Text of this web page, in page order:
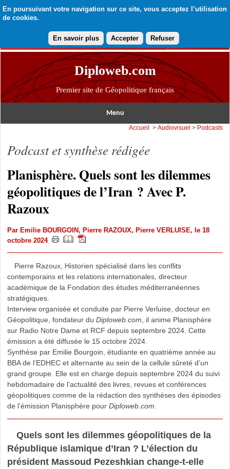
En poursuivant votre navigation sur ce site, vous acceptez l’utilisation
de cookies.
En savoir plus Accepter Refuser
Diploweb.com
Premier site de Géopolitique français
Menu
Accueil >Audiovisuel > Podcasts
Podcast et synthèse rédigée
Planisphère. Quels sont les dilemmes
géopolitiques de l’Iran ? Avec P.
Razoux
Par Emilie BOURGOIN, Pierre RAZOUX, Pierre VERLUISE, le 18
octobre 2024
Pierre Razoux, Historien spécialisé dans les conflits
contemporains et les relations internationales, directeur
académique de la Fondation des études méditerranéennes
stratégiques.
Interview organisée et conduite par Pierre Verluise, docteur en
Géopolitique, fondateur du Diploweb.com , il anime Planisphère
sur Radio Notre Dame et RCF depuis septembre 2024. Cette
émission a été diffusée le 15 octobre 2024.
Synthèse par Emilie Bourgoin, étudiante en quatrième année au
BBA de l’EDHEC et alternante au sein de la cellule sûreté d’un
grand groupe. Elle est en charge depuis septembre 2024 du suivi
hebdomadaire de l’actualité des livres, revues et conférences
géopolitiques comme de la rédaction des synthèses des épisodes
de l’émission Planisphère pour Diploweb.com
Quels sont les dilemmes géopolitiques de la
République islamique d’Iran ? L’élection du
président Massoud Pezeshkian change-t-elle